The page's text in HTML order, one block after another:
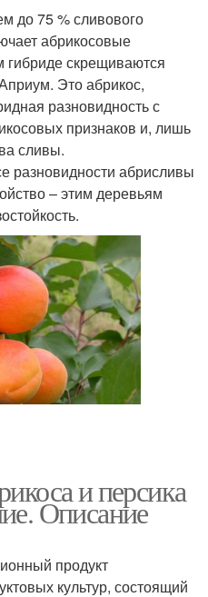
до 75 % сливового
абрикосовые
гибриде скрещиваются
Это абрикос,
разновидность с
признаков и, лишь
сливы.
разновидности абрисливы
– этим деревьям
и персика
Описание
продукт
культур, состоящий